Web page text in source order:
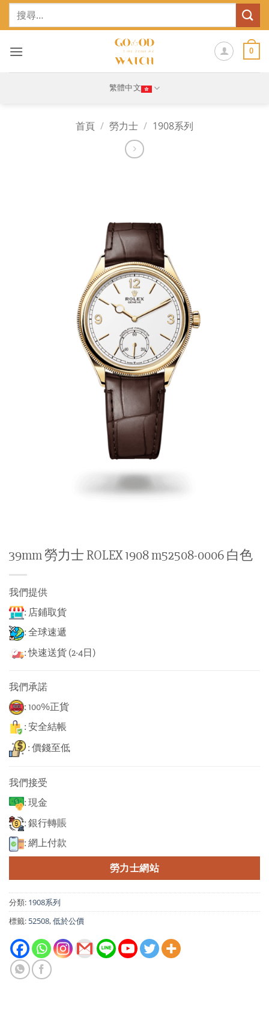
Skip
鍵
0
繁體中文
首頁 / 勞力士 / 1908系列
39mm 勞力士 ROLEX 1908 m52508-0006 白色
我們提供
: 店鋪取貨
: 全球速遞
: 快速送貨 (2-4日)
我們承諾
: 100%正貨
: 安全結帳
: 價錢至低
我們接受
: 現金
: 銀行轉賬
: 網上付款
勞力士網站
分類: 1908系列
標籤: 52508,低於公價